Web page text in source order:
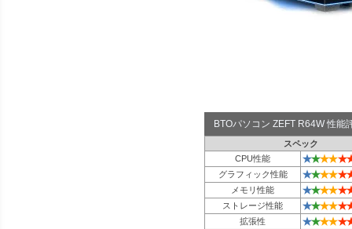
BTOパソコン ZEFT R64W 性能
スペック
CPU性能
★★★★★
グラフィック性能 ★★★★★
メモリ性能 ★★★★★
ストレージ性能 ★★★★★
拡張性 ★★★★★